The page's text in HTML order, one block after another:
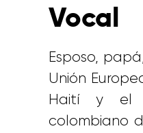
Vocal
Esposo,
Unión
Haití y el
colombiano